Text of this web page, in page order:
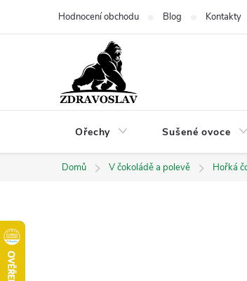
Hodnocení obchodu Blog Kontakty
Ořechy Sušené ovoce
Domů V čokoládě a polevě Hořká